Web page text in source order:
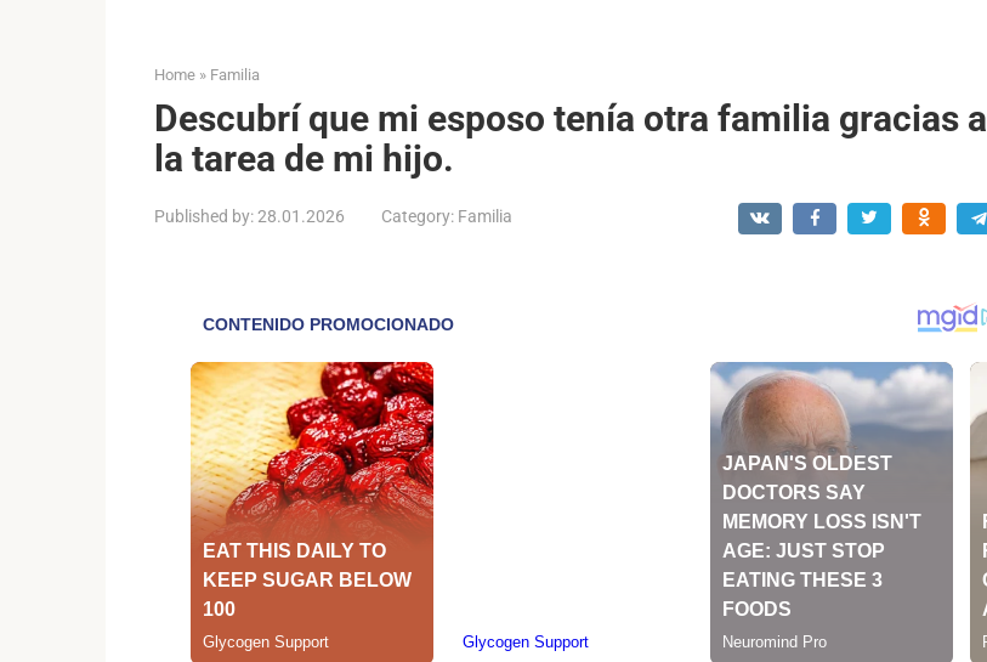
Home » Familia
Descubrí que mi esposo tenía otra familia gracias a
la tarea de mi hijo.
Published by:28.01.2026 Category: Familia